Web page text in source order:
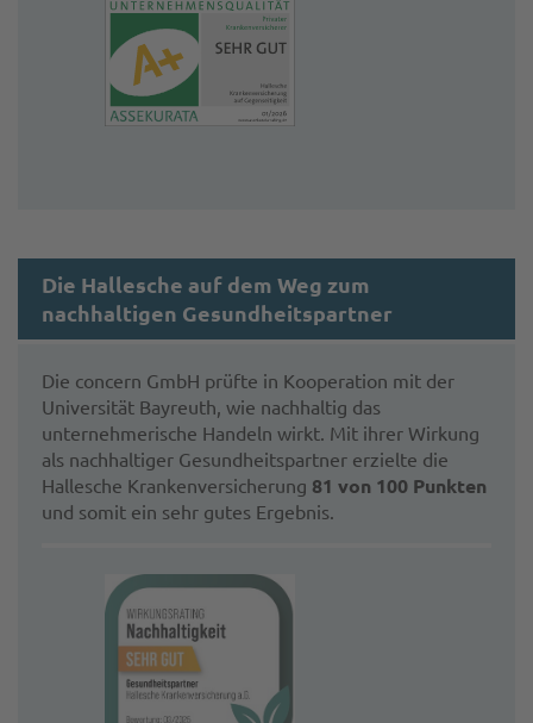
Die Hallesche auf dem Weg zum
nachhaltigen Gesundheitspartner
Die concern GmbH prüfte in Kooperation mit der
Universität Bayreuth, wie nachhaltig das
unternehmerische Handeln wirkt. Mit ihrer Wirkung
als nachhaltiger Gesundheitspartner erzielte die
Hallesche Krankenversicherung 81 von 100 Punkten
und somit ein sehr gutes Ergebnis.